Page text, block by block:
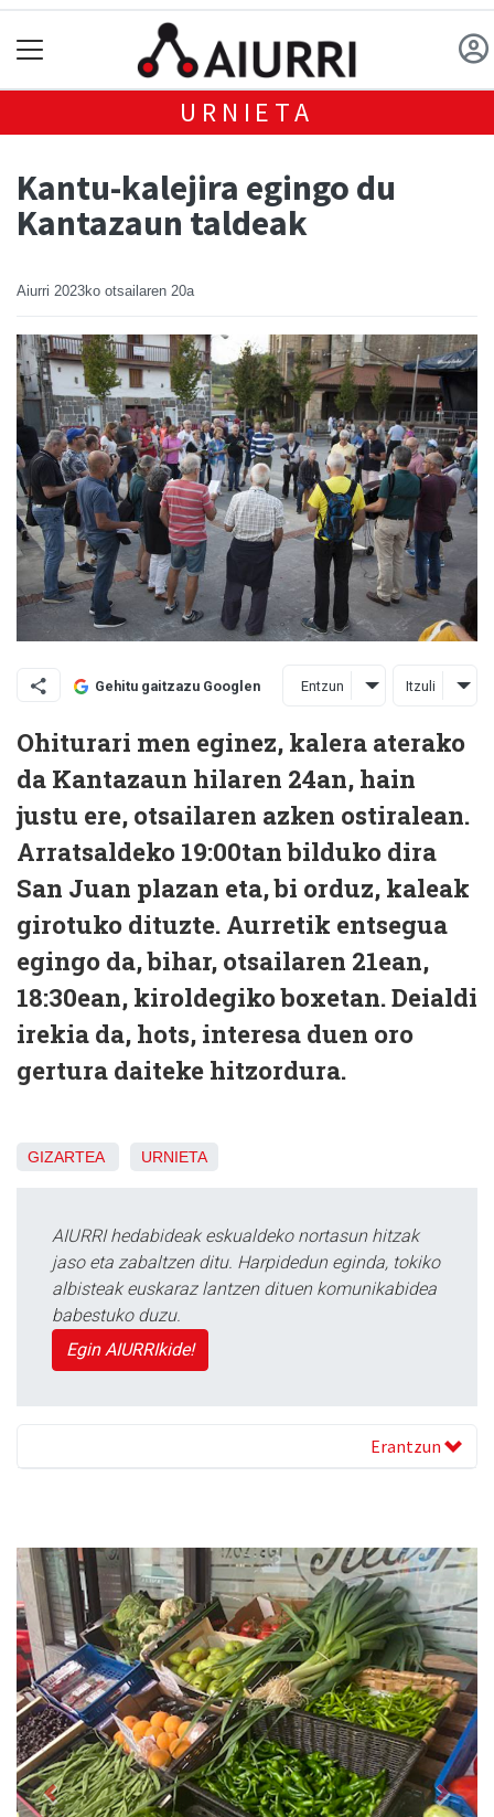
URNIETA
Kantu-kalejira egingo du
Kantazaun taldeak
Aiurri 2023ko otsailaren 20a
Gehitu gaitzazu Googlen Entzun Itzuli
Ohiturari men eginez, kalera aterako
da Kantazaun hilaren 24an, hain
justu ere, otsailaren azken ostiralean.
Arratsaldeko 19:00tan bilduko dira
San Juan plazan eta, bi orduz, kaleak
girotuko dituzte. Aurretik entsegua
egingo da, bihar, otsailaren 21ean,
18:30ean, kiroldegiko boxetan. Deialdi
irekia da, hots, interesa duen oro
gertura daiteke hitzordura.
GIZARTEA URNIETA
AIURRI hedabideak eskualdeko nortasun hitzak
jaso eta zabaltzen ditu. Harpidedun eginda, tokiko
albisteak euskaraz lantzen dituen komunikabidea
babestuko duzu.
Egin AIURRIkide!
Erantzun
Previous Next